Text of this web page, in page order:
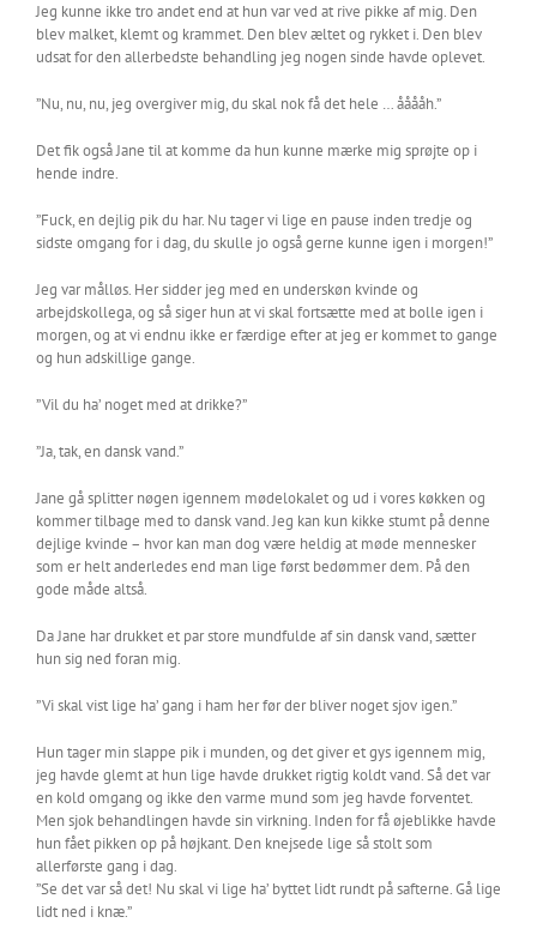
Jeg kunne ikke tro andet end at hun var ved at rive pikke af mig. Den
blev malket, klemt og krammet. Den blev æltet og rykket i. Den blev
udsat for den allerbedste behandling jeg nogen sinde havde oplevet.
”Nu, nu, nu, jeg overgiver mig, du skal nok få det hele … ååååh.”
Det fik også Jane til at komme da hun kunne mærke mig sprøjte op i
hende indre.
”Fuck, en dejlig pik du har. Nu tager vi lige en pause inden tredje og
sidste omgang for i dag, du skulle jo også gerne kunne igen i morgen!”
Jeg var målløs. Her sidder jeg med en underskøn kvinde og
arbejdskollega, og så siger hun at vi skal fortsætte med at bolle igen i
morgen, og at vi endnu ikke er færdige efter at jeg er kommet to gange
og hun adskillige gange.
”Vil du ha’ noget med at drikke?”
”Ja, tak, en dansk vand.”
Jane gå splitter nøgen igennem mødelokalet og ud i vores køkken og
kommer tilbage med to dansk vand. Jeg kan kun kikke stumt på denne
dejlige kvinde – hvor kan man dog være heldig at møde mennesker
som er helt anderledes end man lige først bedømmer dem. På den
gode måde altså.
Da Jane har drukket et par store mundfulde af sin dansk vand, sætter
hun sig ned foran mig.
”Vi skal vist lige ha’ gang i ham her før der bliver noget sjov igen.”
Hun tager min slappe pik i munden, og det giver et gys igennem mig,
jeg havde glemt at hun lige havde drukket rigtig koldt vand. Så det var
en kold omgang og ikke den varme mund som jeg havde forventet.
Men sjok behandlingen havde sin virkning. Inden for få øjeblikke havde
hun fået pikken op på højkant. Den knejsede lige så stolt som
allerførste gang i dag.
”Se det var så det! Nu skal vi lige ha’ byttet lidt rundt på safterne. Gå lige
lidt ned i knæ.”